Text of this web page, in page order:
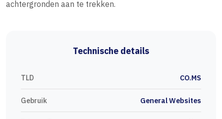
achtergronden aan te trekken.
Technische details
TLD CO.MS
Gebruik General Websites